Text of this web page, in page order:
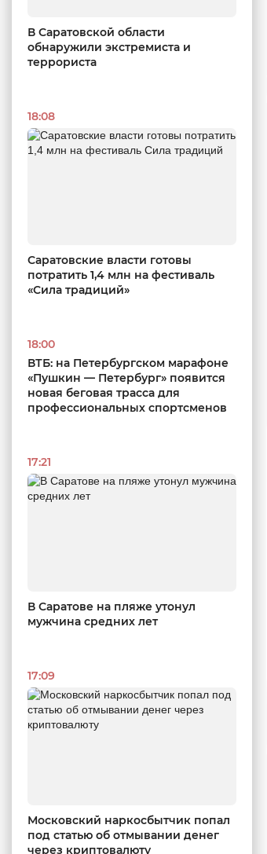
В Саратовской области
обнаружили экстремиста и
террориста
18:08
Саратовские власти готовы
потратить 1,4 млн на фестиваль
«Сила традиций»
18:00
ВТБ: на Петербургском марафоне
«Пушкин — Петербург» появится
новая беговая трасса для
профессиональных спортсменов
17:21
В Саратове на пляже утонул
мужчина средних лет
17:09
Московский наркосбытчик попал
под статью об отмывании денег
через криптовалюту